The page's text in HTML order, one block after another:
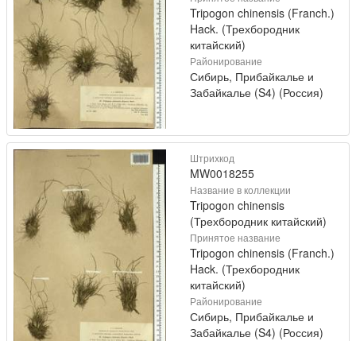
Tripogon chinensis (Franch.)
Hack. (Трехбородник
китайский)
Районирование
Сибирь, Прибайкалье и
Забайкалье (S4) (Россия)
Штрихкод
MW0018255
Название в коллекции
Tripogon chinensis
(Трехбородник китайский)
Принятое название
Tripogon chinensis (Franch.)
Hack. (Трехбородник
китайский)
Районирование
Сибирь, Прибайкалье и
Забайкалье (S4) (Россия)